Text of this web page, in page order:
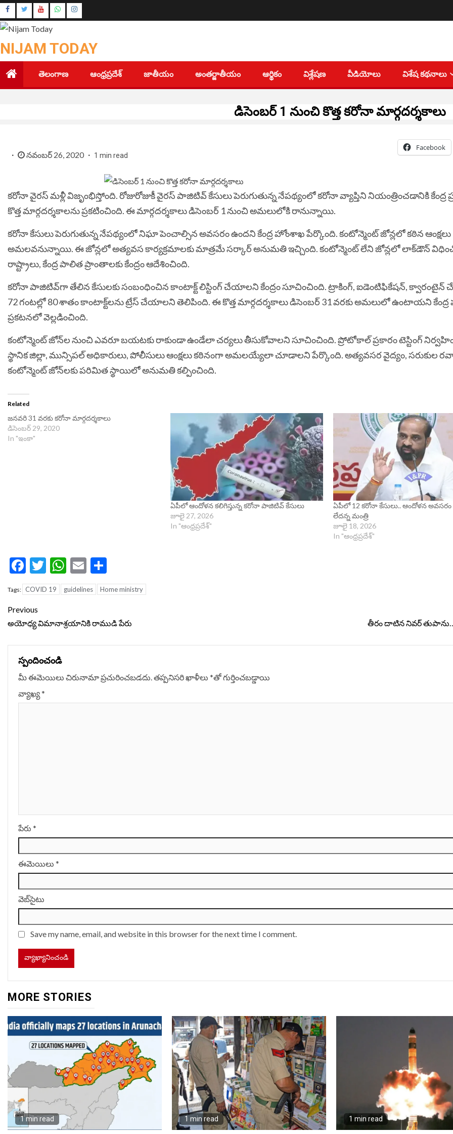
Skip
to
content
Youtube
Instagram
NIJAM TODAY
తెలంగాణ ఆంధ్రప్రదేశ్ జాతీయం అంతర్జాతీయం ఆర్థికం విశ్లేషణ వీడియోలు విశేష కథనాలు
డిసెంబర్ 1 నుంచి కొత్త కరోనా మార్గదర్శకాలు
నవంబర్ 26, 2020 1 min read
Facebook
కరోనా వైరస్ మళ్లీ విజృంభిస్తోంది. రోజురోజుకీ వైరస్ పాజిటివ్ కేసులు పెరుగుతున్న నేపథ్యంలో కరోనా వ్యాప్తిని నియంత్రించడానికి కేంద్ర
కొత్త మార్గదర్శకాలను ప్రకటించింది. ఈ మార్గదర్శకాలు డిసెంబర్ 1 నుంచి అమలులోకి రానున్నాయి.
కరోనా కేసులు పెరుగుతున్న నేపథ్యంలో నిఘా పెంచాల్సిన అవసరం ఉందని కేంద్ర హోంశాఖ పేర్కొంది. కంటోన్మెంట్ జోన్లలో కఠిన ఆంక్షలు
అమలవనున్నాయి. ఈ జోన్లలో అత్యవస కార్యక్రమాలకు మాత్రమే సర్కార్ అనుమతి ఇచ్చింది. కంటోన్మెంట్ లేని జోన్లలో లాక్‌‌డౌన్
రాష్ట్రాలు, కేంద్ర పాలిత ప్రాంతాలకు కేంద్రం ఆదేశించింది.
కరోనా పాజిటివ్‌‌గా తేలిన కేసులకు సంబంధించిన కాంటాక్ట్ లిస్టింగ్ చేయాలని కేంద్రం సూచించింది. ట్రాకింగ్, ఐడెంటిఫికేషన్,
72 గంటల్లో 80 శాతం కాంటాక్ట్‌‌లను ట్రేస్ చేయాలని తెలిపింది. ఈ కొత్త మార్గదర్శకాలు డిసెంబర్ 31 వరకు అమలులో ఉంటాయని
ప్రకటనలో వెల్లడించింది.
కంటోన్మెంట్ జోన్‌‌ల నుంచి ఎవరూ బయటకు రాకుండా ఉండేలా చర్యలు తీసుకోవాలని సూచించింది. ప్రోటోకాల్ ప్రకారం టెస్టింగ్
స్థానిక జిల్లా, మున్సిపల్ అధికారులు, పోలీసులు ఆంక్షలు కఠినంగా అమలయ్యేలా చూడాలని పేర్కొంది. అత్యవసర వైద్యం, సరుకుల
కంటోన్మెంట్ జోన్‌‌లకు పరిమిత స్థాయిలో అనుమతి కల్పించింది.
Related
జనవరి 31 వరకు కరోనా మార్గదర్శకాలు
డిసెంబర్ 29, 2020
In "ఇంకా"
ఏపీలో ఆందోళన కలిగిస్తున్న కరోనా పాజిటివ్ కేసులు
జూలై 27, 2026
In "ఆంధ్రప్రదేశ్"
ఏపీలో 12 కరోనా కేసులు.. ఆందోళన అవసరం
లేదన్న మంత్రి
జూలై 18, 2026
In "ఆంధ్రప్రదేశ్"
Facebook
Twitter
WhatsApp
Email
Tags: COVID 19 guidelines Home ministry
Continue
Reading
Previous
అయోధ్య విమానాశ్రయానికి రాముడి పేరు
తీరం దాటిన నివర్ తుపాను…..
స్పందించండి
మీ ఈమెయిలు చిరునామా ప్రచురించబడదు.తప్పనిసరి ఖాళీలు *‌తో గుర్తించబడ్డాయి
వ్యాఖ్య*
పేరు *
ఈమెయిలు *
వెబ్‌సైటు
Save my name, email, and website in this browser for the next time I comment.
MORE STORIES
1 min read 1 min read 1 min read